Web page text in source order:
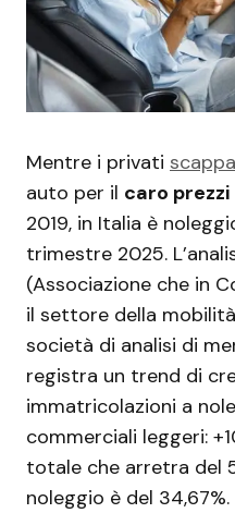
Mentre i privati
auto per il caro prezzi
2019, in Italia è
trimestre 2025.
(Associazione che in
il settore della
società di analisi di
registra un trend di
immatricolazioni a
commerciali leggeri:
totale che arretra del
noleggio è del 34,67%.